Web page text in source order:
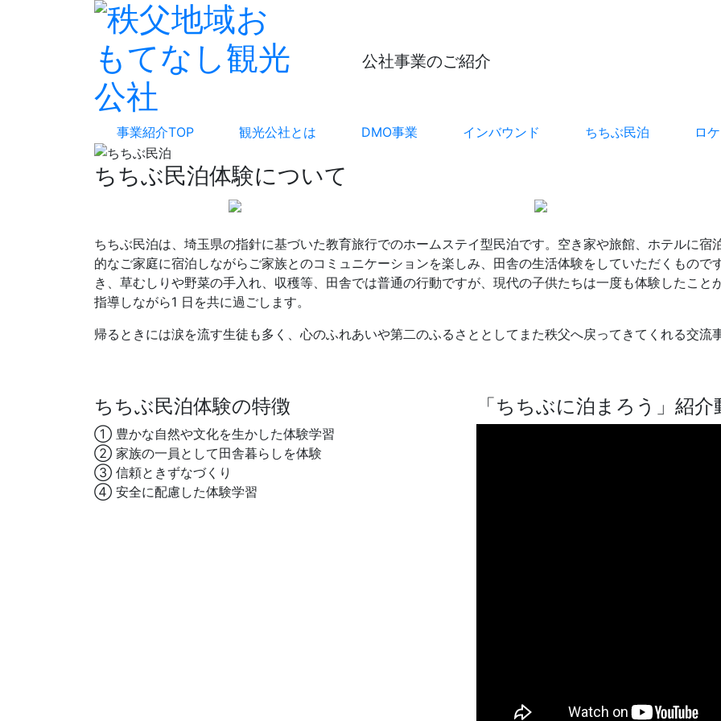
公社事業のご紹介
事業紹介TOP 観光公社とは DMO事業 インバウンド ちちぶ民泊 ロ
ちちぶ民泊体験について
ちちぶ民泊は、埼玉県の指針に基づいた教育旅行でのホームステイ型民泊です。空き家や旅館、ホテルに
的なご家庭に宿泊しながらご家族とのコミュニケーションを楽しみ、田舎の生活体験をしていただくもの
き、草むしりや野菜の手入れ、収穫等、田舎では普通の行動ですが、現代の子供たちは一度も体験したこ
指導しながら1 日を共に過ごします。
帰るときには涙を流す生徒も多く、心のふれあいや第二のふるさととしてまた秩父へ戻ってきてくれる交流
ちちぶ民泊体験の特徴
① 豊かな自然や文化を生かした体験学習
② 家族の一員として田舎暮らしを体験
③ 信頼ときずなづくり
④ 安全に配慮した体験学習
「ちちぶに泊まろう」紹介